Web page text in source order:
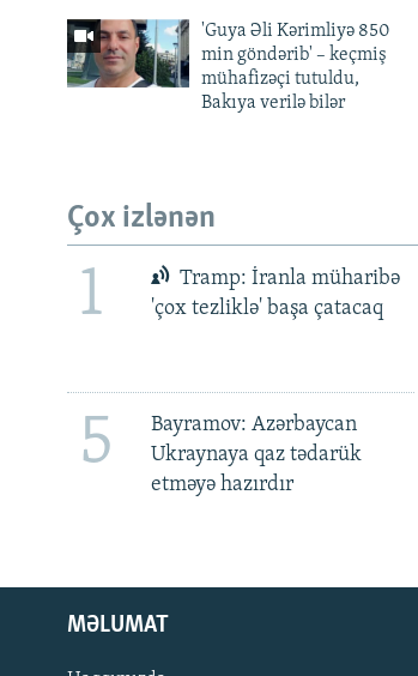
'Guya Əli Kərimliyə 850
min göndərib' – keçmiş
mühafizəçi tutuldu,
Bakıya verilə bilər
Çox izlənən
1
Tramp: İranla müharibə
'çox tezliklə' başa çatacaq
5
Bayramov: Azərbaycan
Ukraynaya qaz tədarük
etməyə hazırdır
MƏLUMAT